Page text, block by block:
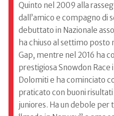
Quinto nel 2009 alla
dall’amico e compagno di
debuttato in Nazionale
ha chiuso al settimo posto
Gap, mentre nel 2016 ha
prestigiosa Snowdon Race
Dolomiti e ha cominciato
praticato con buoni
juniores. Ha un debole